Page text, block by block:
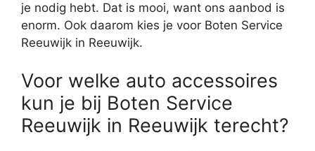
je nodig hebt. Dat is mooi, want ons aanbod is
enorm. Ook daarom kies je voor Boten Service
Reeuwijk in Reeuwijk.
Voor welke auto accessoires
kun je bij Boten Service
Reeuwijk in Reeuwijk terecht?